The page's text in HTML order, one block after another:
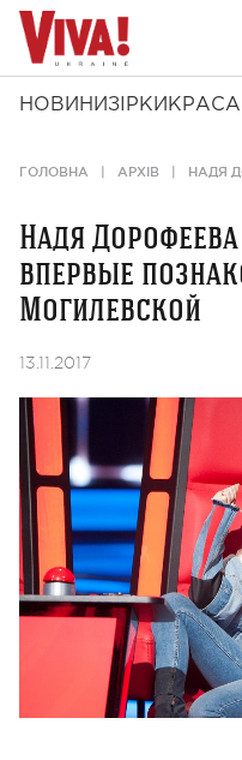
НОВИНИ ЗІРКИ КРАСА
ГОЛОВНА АРХІВ НАДЯ
Надя
впервые
Могилевской
13.11.2017